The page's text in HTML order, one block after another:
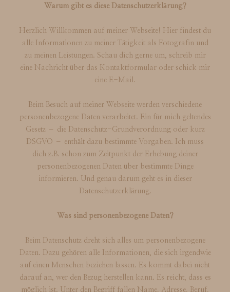
Warum gibt es diese Datenschutzerklärung?
Herzlich Willkommen auf meiner Webseite! Hier findest du
alle Informationen zu meiner Tätigkeit als Fotografin und
zu meinen Leistungen. Schau dich gerne um, schreib mir
eine Nachricht über das Kontaktformular oder schick mir
eine E-Mail.
Beim Besuch auf meiner Webseite werden verschiedene
personenbezogene Daten verarbeitet. Ein für mich geltendes
Gesetz – die Datenschutz-Grundverordnung oder kurz
DSGVO – enthält dazu bestimmte Vorgaben. Ich muss
dich z.B. schon zum Zeitpunkt der Erhebung deiner
personenbezogenen Daten über bestimmte Dinge
informieren. Und genau darum geht es in dieser
Datenschutzerklärung.
Was sind personenbezogene Daten?
Beim Datenschutz dreht sich alles um personenbezogene
Daten. Dazu gehören alle Informationen, die sich irgendwie
auf einen Menschen beziehen lassen. Es kommt dabei nicht
darauf an, wer den Bezug herstellen kann. Es reicht, dass es
möglich ist. Unter den Begriff fallen Name, Adresse, Beruf,
FAQ